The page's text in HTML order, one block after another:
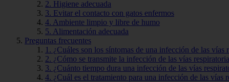
2. Higiene adecuada
3. Evitar el contacto con gatos enfermos
4. Ambiente limpio y libre de humo
5. Alimentación adecuada
Preguntas frecuentes
1. ¿Cuáles son los síntomas de una infección de las vías
2. ¿Cómo se transmite la infección de las vías
3. ¿Cuánto tiempo dura una infección de las vías
4. ¿Cuál es el tratamiento para una infección de las vías